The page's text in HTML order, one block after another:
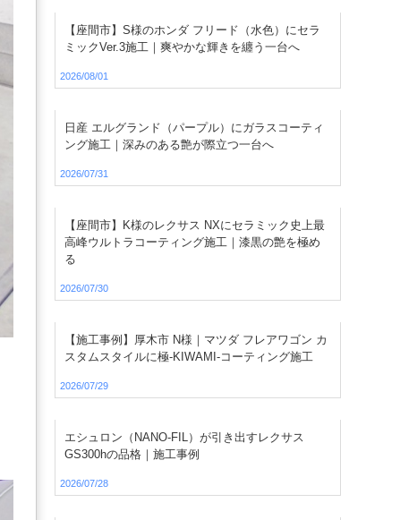
【座間市】S様のホンダ フリード（水色）にセラ
ミックVer.3施工｜爽やかな輝きを纏う一台へ
2026/08/01
日産 エルグランド（パープル）にガラスコーティ
ング施工｜深みのある艶が際立つ一台へ
2026/07/31
【座間市】K様のレクサス NXにセラミック史上最
高峰ウルトラコーティング施工｜漆黒の艶を極め
る
2026/07/30
【施工事例】厚木市 N様｜マツダ フレアワゴン カ
スタムスタイルに極-KIWAMI-コーティング施工
2026/07/29
エシュロン（NANO-FIL）が引き出すレクサス
GS300hの品格｜施工事例
2026/07/28